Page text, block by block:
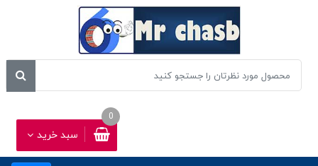
سبد خرید
0